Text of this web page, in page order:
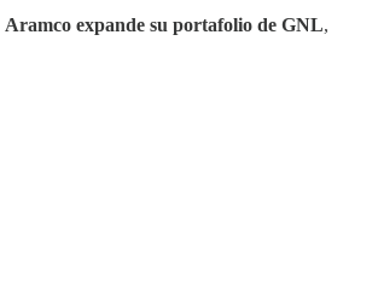
Aramco expande su portafolio de GNL,